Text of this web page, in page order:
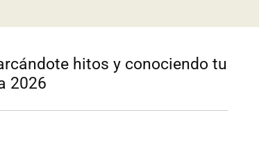
hitos y conociendo tu
2026